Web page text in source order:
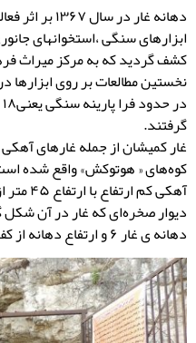
دهانه غار
ابزارهای سنگی ،استخوانهای
کشف گردید که به مرکز میراث
گرفتند.
غار کمیشان از جمله غارهای
کوه‌های « هوتوکش» واقع شده
آهکی
دهانه ی غار ۶ و ارتفاع دهانه از کف فعلی ٤/٤٥ متراست.